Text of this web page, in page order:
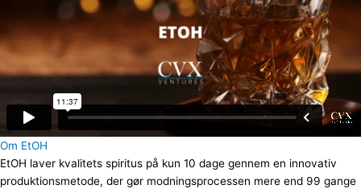
Om EtOH
EtOH laver kvalitets spiritus på kun 10 dage gennem en innovativ
produktionsmetode, der gør modningsprocessen mere end 99 gange